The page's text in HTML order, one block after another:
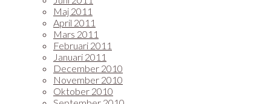
Maj 2011
April 2011
Mars 2011
Februari 2011
Januari 2011
December 2010
November 2010
Oktober 2010